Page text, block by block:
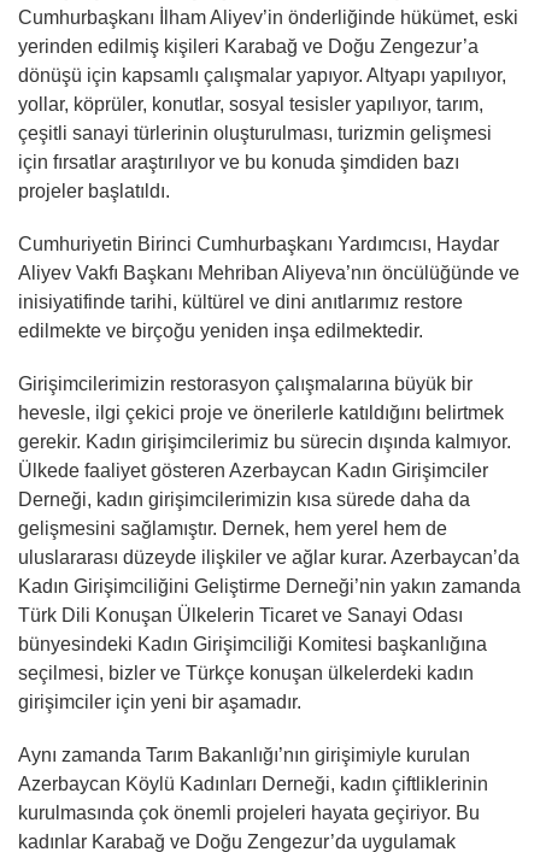
Cumhurbaşkanı İlham Aliyev’in önderliğinde hükümet, eski
yerinden edilmiş kişileri Karabağ ve Doğu Zengezur’a
dönüşü için kapsamlı çalışmalar yapıyor. Altyapı yapılıyor,
yollar, köprüler, konutlar, sosyal tesisler yapılıyor, tarım,
çeşitli sanayi türlerinin oluşturulması, turizmin gelişmesi
için fırsatlar araştırılıyor ve bu konuda şimdiden bazı
projeler başlatıldı.
Cumhuriyetin Birinci Cumhurbaşkanı Yardımcısı, Haydar
Aliyev Vakfı Başkanı Mehriban Aliyeva’nın öncülüğünde ve
inisiyatifinde tarihi, kültürel ve dini anıtlarımız restore
edilmekte ve birçoğu yeniden inşa edilmektedir.
Girişimcilerimizin restorasyon çalışmalarına büyük bir
hevesle, ilgi çekici proje ve önerilerle katıldığını belirtmek
gerekir. Kadın girişimcilerimiz bu sürecin dışında kalmıyor.
Ülkede faaliyet gösteren Azerbaycan Kadın Girişimciler
Derneği, kadın girişimcilerimizin kısa sürede daha da
gelişmesini sağlamıştır. Dernek, hem yerel hem de
uluslararası düzeyde ilişkiler ve ağlar kurar. Azerbaycan’da
Kadın Girişimciliğini Geliştirme Derneği’nin yakın zamanda
Türk Dili Konuşan Ülkelerin Ticaret ve Sanayi Odası
bünyesindeki Kadın Girişimciliği Komitesi başkanlığına
seçilmesi, bizler ve Türkçe konuşan ülkelerdeki kadın
girişimciler için yeni bir aşamadır.
Aynı zamanda Tarım Bakanlığı’nın girişimiyle kurulan
Azerbaycan Köylü Kadınları Derneği, kadın çiftliklerinin
kurulmasında çok önemli projeleri hayata geçiriyor. Bu
kadınlar Karabağ ve Doğu Zengezur’da uygulamak